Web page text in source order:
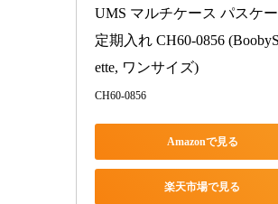
UMS マルチケース パスケ
定期入れ CH60-0856
ette, ワンサイズ)
CH60-0856
Amazonで見る
楽天市場で見る